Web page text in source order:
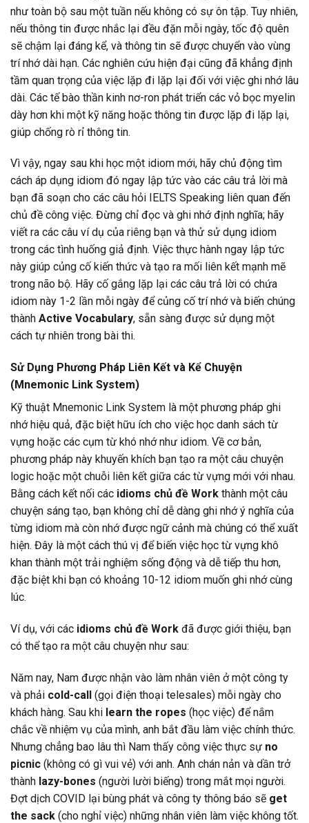
như toàn bộ sau một tuần nếu không có sự ôn tập. Tuy nhiên,
nếu thông tin được nhắc lại đều đặn mỗi ngày, tốc độ quên
sẽ chậm lại đáng kể, và thông tin sẽ được chuyển vào vùng
trí nhớ dài hạn. Các nghiên cứu hiện đại cũng đã khẳng định
tầm quan trọng của việc lặp đi lặp lại đối với việc ghi nhớ lâu
dài. Các tế bào thần kinh nơ-ron phát triển các vỏ bọc myelin
dày hơn khi một kỹ năng hoặc thông tin được lặp đi lặp lại,
giúp chống rò rỉ thông tin.
Vì vậy, ngay sau khi học một idiom mới, hãy chủ động tìm
cách áp dụng idiom đó ngay lập tức vào các câu trả lời mà
bạn đã soạn cho các câu hỏi IELTS Speaking liên quan đến
chủ đề công việc. Đừng chỉ đọc và ghi nhớ định nghĩa; hãy
viết ra các câu ví dụ của riêng bạn và thử sử dụng idiom
trong các tình huống giả định. Việc thực hành ngay lập tức
này giúp củng cố kiến thức và tạo ra mối liên kết mạnh mẽ
trong não bộ. Hãy cố gắng lặp lại các câu trả lời có chứa
idiom này 1-2 lần mỗi ngày để củng cố trí nhớ và biến chúng
thành Active Vocabulary, sẵn sàng được sử dụng một
cách tự nhiên trong bài thi.
Sử Dụng Phương Pháp Liên Kết và Kể Chuyện
(Mnemonic Link System)
Kỹ thuật Mnemonic Link System là một phương pháp ghi
nhớ hiệu quả, đặc biệt hữu ích cho việc học danh sách từ
vựng hoặc các cụm từ khó nhớ như idiom. Về cơ bản,
phương pháp này khuyến khích bạn tạo ra một câu chuyện
logic hoặc một chuỗi liên kết giữa các từ vựng mới với nhau.
Bằng cách kết nối các idioms chủ đề Work thành một câu
chuyện sáng tạo, bạn không chỉ dễ dàng ghi nhớ ý nghĩa của
từng idiom mà còn nhớ được ngữ cảnh mà chúng có thể xuất
hiện. Đây là một cách thú vị để biến việc học từ vựng khô
khan thành một trải nghiệm sống động và dễ tiếp thu hơn,
đặc biệt khi bạn có khoảng 10-12 idiom muốn ghi nhớ cùng
lúc.
Ví dụ, với các idioms chủ đề Work đã được giới thiệu, bạn
có thể tạo ra một câu chuyện như sau:
Năm nay, Nam được nhận vào làm nhân viên ở một công ty
và phải cold-call (gọi điện thoại telesales) mỗi ngày cho
khách hàng. Sau khi learn the ropes (học việc) để nắm
chắc về nhiệm vụ của mình, anh bắt đầu làm việc chính thức.
Nhưng chẳng bao lâu thì Nam thấy công việc thực sự no
picnic (không có gì vui vẻ) với anh. Anh chán nản và dần trở
thành lazy-bones (người lười biếng) trong mắt mọi người.
Đợt dịch COVID lại bùng phát và công ty thông báo sẽ get
the sack (cho nghỉ việc) những nhân viên làm việc không tốt.